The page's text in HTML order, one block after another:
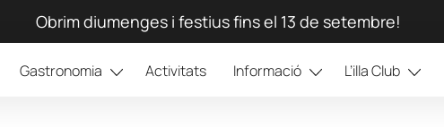
Obrim diumenges i festius fins el 13 de setembre!
Gastronomia Activitats Informació L’illa Club